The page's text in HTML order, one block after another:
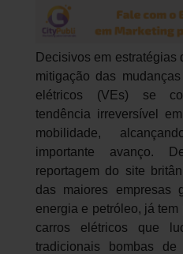
Decisivos em estratégias
mitigação das
elétricos (VEs) se
tendência irreversível
mobilidade,
importante avanço.
reportagem do site
das maiores empresas
energia e petróleo, já
carros elétricos que
tradicionais bombas